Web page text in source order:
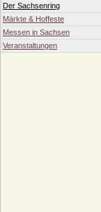
Der Sachsenring
Märkte & Hoffeste
Messen in Sachsen
Veranstaltungen